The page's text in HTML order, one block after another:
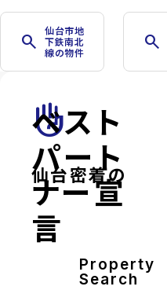
search
仙台市地
下鉄南北
線の物件
search
front_hand
仙台密着の
ベスト
パート
ナー宣
言
Property
Search